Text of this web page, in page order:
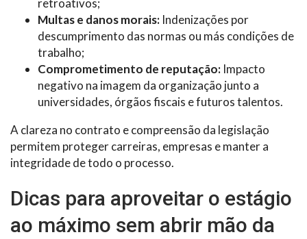
retroativos;
Multas e danos morais: Indenizações por
descumprimento das normas ou más condições de
trabalho;
Comprometimento de reputação: Impacto
negativo na imagem da organização junto a
universidades, órgãos fiscais e futuros talentos.
A clareza no contrato e compreensão da legislação
permitem proteger carreiras, empresas e manter a
integridade de todo o processo.
Dicas para aproveitar o estágio
ao máximo sem abrir mão da